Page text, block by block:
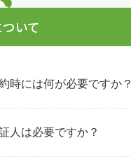
いて
時には何が必要ですか？
人は必要ですか？